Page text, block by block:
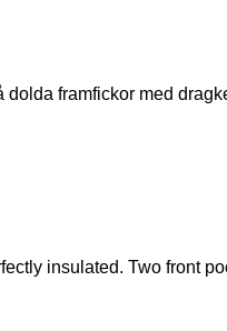
framfickor med
insulated. Two front